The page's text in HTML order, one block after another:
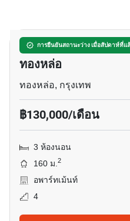
การยืนยันสถานะว่าง เมื่อสัปดาห์ที่แ
อพาร์ทเมนต์ 3-ห้องน
ทองหล่อ
ทองหล่อ, กรุงเทพ
฿130,000/เดือน
3 ห้องนอน
160 ม.2
อพาร์ทเม้นท์
4